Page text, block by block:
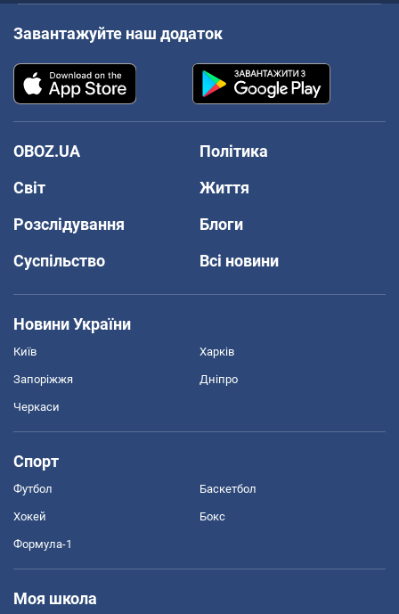
Завантажуйте наш додаток
OBOZ.UA
Політика
Світ
Життя
Розслідування
Блоги
Суспільство
Всі новини
Новини України
Київ Харків
Запоріжжя Дніпро
Черкаси
Спорт
Футбол Баскетбол
Хокей Бокс
Формула-1
Моя школа